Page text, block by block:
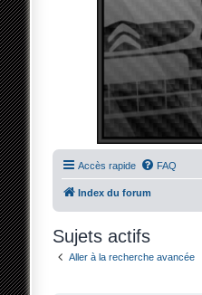
Accès rapide FAQ
Index du forum
Sujets actifs
Aller à la recherche avancée